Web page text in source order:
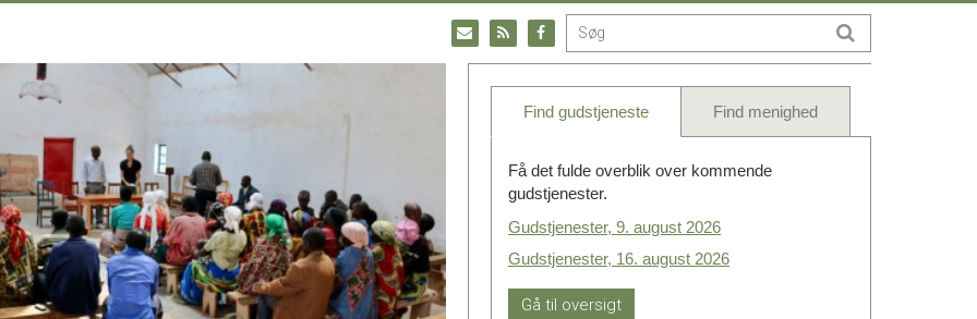
Gå
til:
Facebook
Gå
til:
feed
Gå
til:
Find gudstjeneste Find menighed
Få det fulde overblik over kommende
gudstjenester.
Gudstjenester, 9. august 2026
Gudstjenester, 16. august 2026
Gå til oversigt